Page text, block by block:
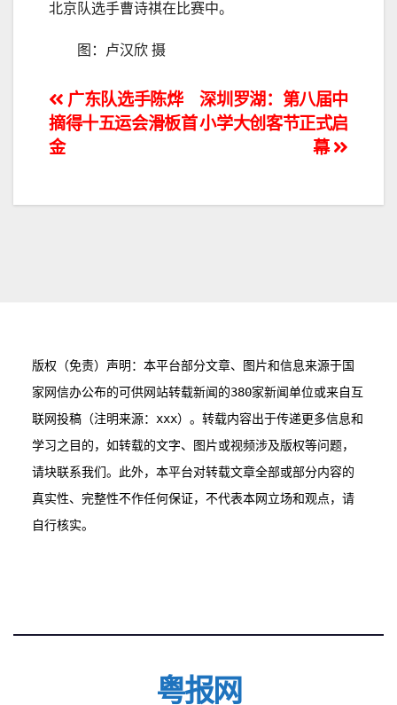
北京队选手曹诗祺在比赛中。
图：卢汉欣 摄
文
章
航
深圳罗湖：第八届中
小学大创客节正式启
幕
广东队选手陈烨
摘得十五运会滑板首
金
版权（免责）声明：本平台部分文章、图片和信息来源于国
家网信办公布的可供网站转载新闻的380家新闻单位或来自互
联网投稿（注明来源：xxx）。转载内容出于传递更多信息和
学习之目的，如转载的文字、图片或视频涉及版权等问题，
请块联系我们。此外，本平台对转载文章全部或部分内容的
真实性、完整性不作任何保证，不代表本网立场和观点，请
粤报网